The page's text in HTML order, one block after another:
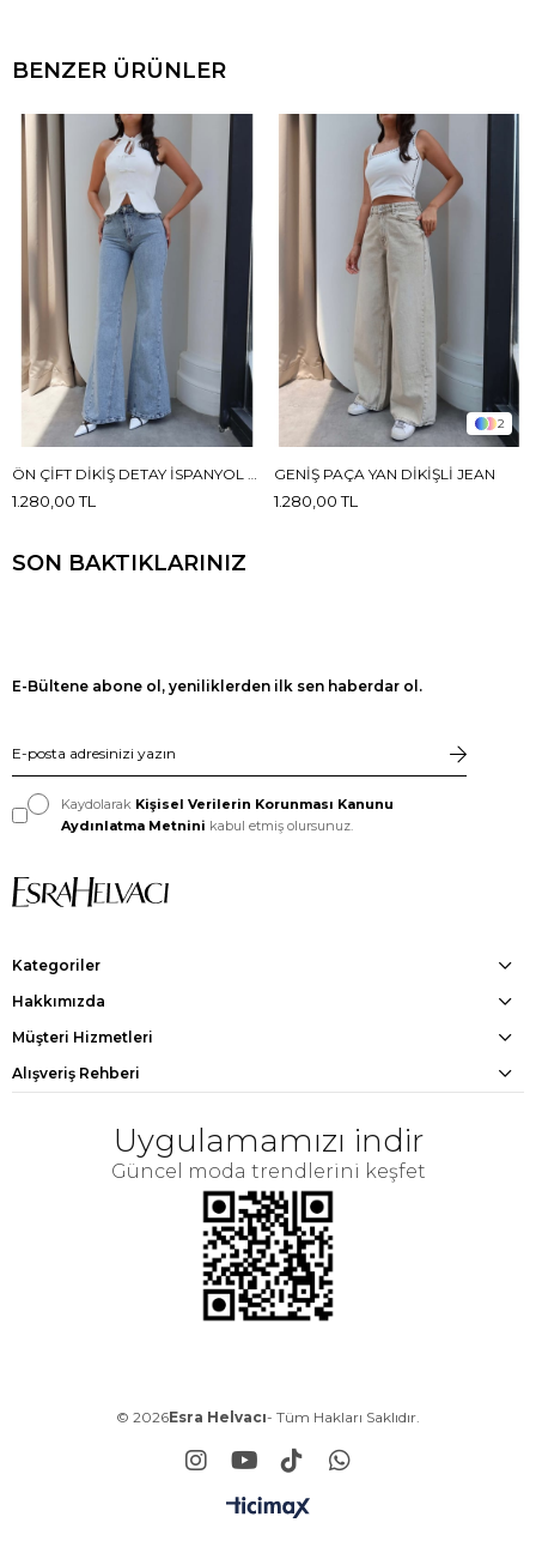
BENZER ÜRÜNLER
ÖN ÇIFT DIKIŞ DETAY İSPANYOL JEAN
1.280,00 TL
2
GENIŞ PAÇA YAN DIKIŞLI JEAN
1.280,00 TL
SON BAKTIKLARINIZ
E-Bültene abone ol, yeniliklerden ilk sen haberdar ol.
Kaydolarak Kişisel Verilerin Korunması Kanunu
Aydınlatma Metnini kabul etmiş olursunuz.
Kategoriler
Hakkımızda
Müşteri Hizmetleri
Alışveriş Rehberi
Uygulamamızı indir
Güncel moda trendlerini keşfet
© 2026Esra Helvacı- Tüm Hakları Saklıdır.